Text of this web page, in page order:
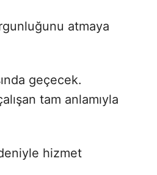
atmaya
geçecek.
tam anlamıyla
hizmet